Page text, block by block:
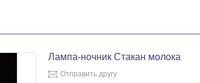
Лампа-ночник Стакан молока
Отправить другу